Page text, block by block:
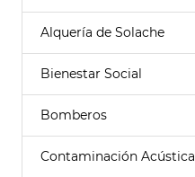
Alquería de Solache
Bienestar Social
Bomberos
Contaminación Acústica